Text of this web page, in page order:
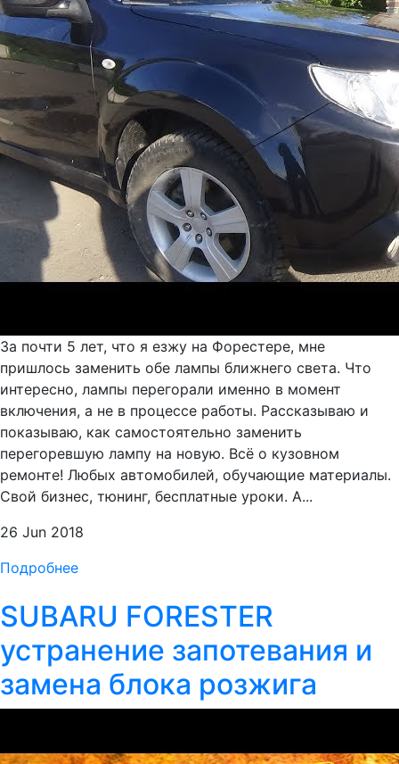
За почти 5 лет, что я езжу на Форестере, мне
пришлось заменить обе лампы ближнего света. Что
интересно, лампы перегорали именно в момент
включения, а не в процессе работы. Рассказываю и
показываю, как самостоятельно заменить
перегоревшую лампу на новую. Всё о кузовном
ремонте! Любых автомобилей, обучающие материалы.
Свой бизнес, тюнинг, бесплатные уроки. А...
26 Jun 2018
Подробнее
SUBARU FORESTER
устранение запотевания и
замена блока розжига